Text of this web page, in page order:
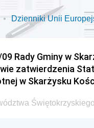
Dzienniki Unii
Rady Gminy w
zatwierdzenia
w Skarżysku